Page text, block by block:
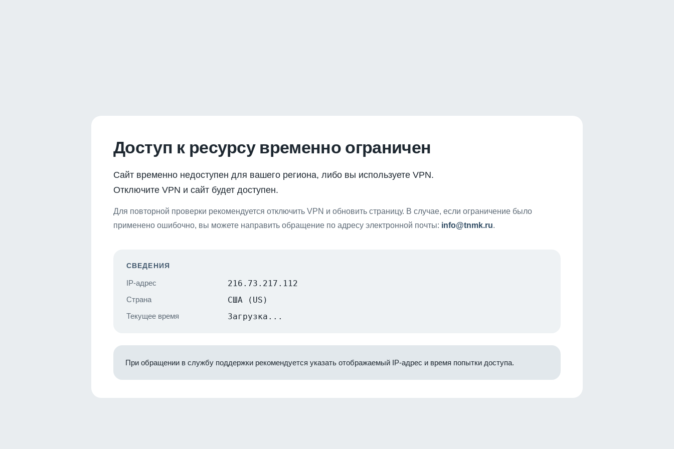
Доступ к ресурсу временно ограничен
Сайт временно недоступен для вашего региона, либо вы используете VPN.
Отключите VPN и сайт будет доступен.
Для повторной проверки рекомендуется отключить VPN и обновить страницу. В случае, если ограничение было
применено ошибочно, вы можете направить обращение по адресу электронной почты: info@tnmk.ru.
СВЕДЕНИЯ
IP-адрес 216.73.217.112
Страна США (US)
Текущее время Загрузка...
При обращении в службу поддержки рекомендуется указать отображаемый IP-адрес и время попытки доступа.